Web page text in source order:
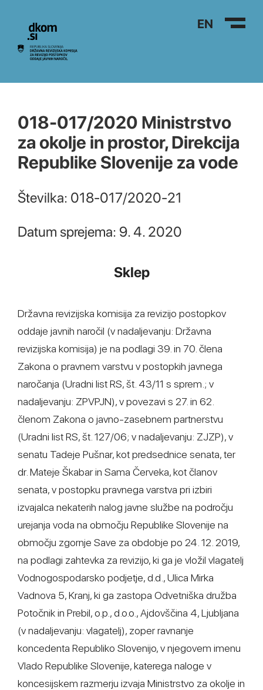
Na vsebino EN
018-017/2020 Ministrstvo
za okolje in prostor, Direkcija
Republike Slovenije za vode
Številka: 018-017/2020-21
Datum sprejema: 9. 4. 2020
Sklep
Državna revizijska komisija za revizijo postopkov
oddaje javnih naročil (v nadaljevanju: Državna
revizijska komisija) je na podlagi 39. in 70. člena
Zakona o pravnem varstvu v postopkih javnega
naročanja (Uradni list RS, št. 43/11 s sprem.; v
nadaljevanju: ZPVPJN), v povezavi s 27. in 62.
členom Zakona o javno-zasebnem partnerstvu
(Uradni list RS, št. 127/06; v nadaljevanju: ZJZP), v
senatu Tadeje Pušnar, kot predsednice senata, ter
dr. Mateje Škabar in Sama Červeka, kot članov
senata, v postopku pravnega varstva pri izbiri
izvajalca nekaterih nalog javne službe na področju
urejanja voda na območju Republike Slovenije na
območju zgornje Save za obdobje po 24. 12. 2019,
na podlagi zahtevka za revizijo, ki ga je vložil vlagatelj
Vodnogospodarsko podjetje, d.d., Ulica Mirka
Vadnova 5, Kranj, ki ga zastopa Odvetniška družba
Potočnik in Prebil, o.p., d.o.o., Ajdovščina 4, Ljubljana
(v nadaljevanju: vlagatelj), zoper ravnanje
koncedenta Republiko Slovenijo, v njegovem imenu
Vlado Republike Slovenije, katerega naloge v
koncesijskem razmerju izvaja Ministrstvo za okolje in